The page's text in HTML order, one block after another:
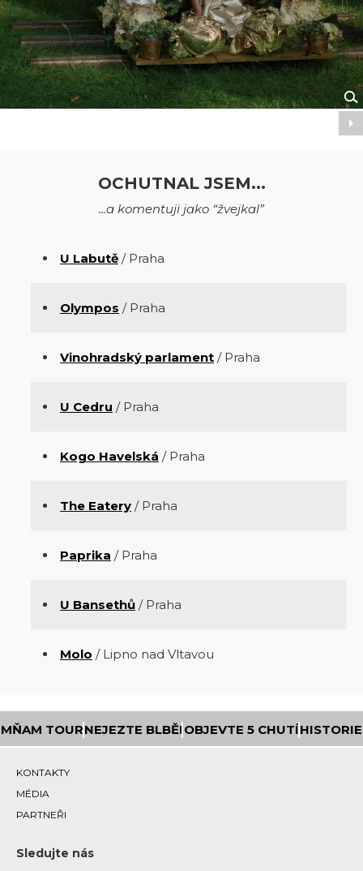
OCHUTNAL JSEM...
...a komentuji jako “žvejkal”
U Labutě / Praha
Olympos / Praha
Vinohradský parlament / Praha
U Cedru / Praha
Kogo Havelská / Praha
The Eatery / Praha
Paprika / Praha
U Bansethů / Praha
Molo / Lipno nad Vltavou
MŇAM TOURNEJEZTE BLBĚ! OBJEVTE 5 CHUTÍHISTORIE
KONTAKTY
MÉDIA
PARTNEŘI
Sledujte nás